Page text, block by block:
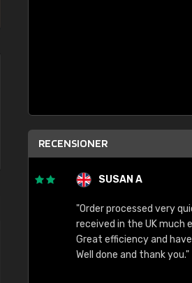
RECENSIONER
SUSAN A
"Order processed very quickly.
received in the UK much earlier
Great efficiency and have
Well done and thank you."